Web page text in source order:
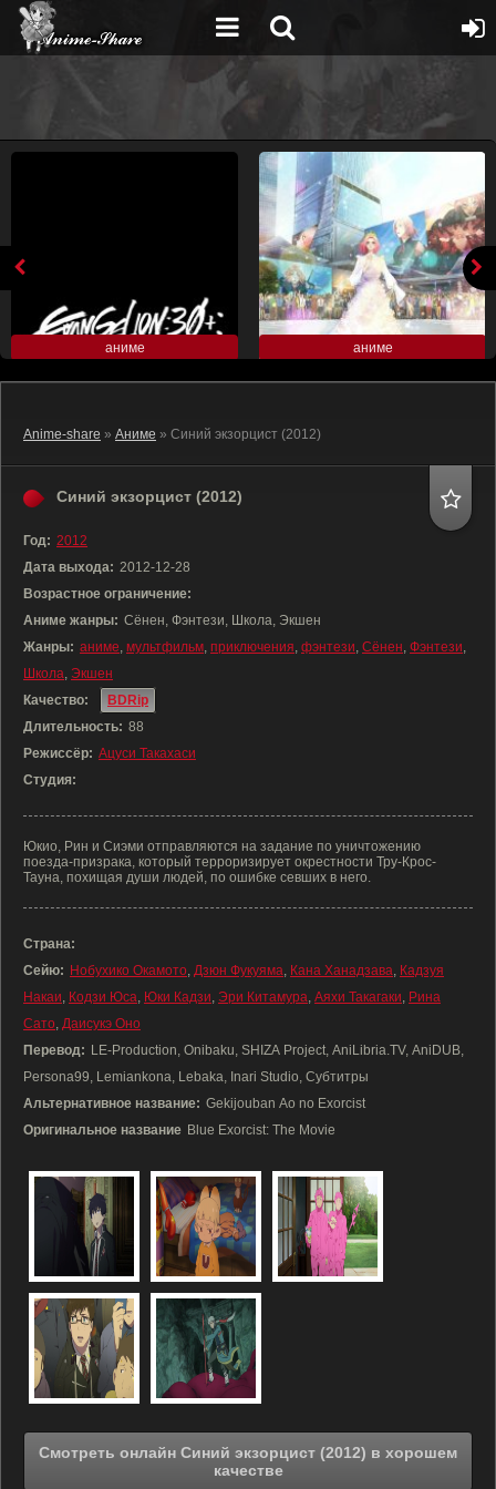
аниме аниме
Anime-share » Аниме » Синий экзорцист (2012)
Синий экзорцист (2012)
Год: 2012
Дата выхода: 2012-12-28
Возрастное ограничение:
Аниме жанры: Сёнен, Фэнтези, Школа, Экшен
Жанры: аниме, мультфильм, приключения, фэнтези, Сёнен, Фэнтези,
Школа, Экшен
Качество:
BDRip
Длительность: 88
Режиссёр: Ацуси Такахаси
Студия:
Юкио, Рин и Сиэми отправляются на задание по уничтожению
поезда-призрака, который терроризирует окрестности Тру-Крос-
Тауна, похищая души людей, по ошибке севших в него.
Страна:
Сейю: Нобухико Окамото, Дзюн Фукуяма, Кана Ханадзава, Кадзуя
Накаи, Кодзи Юса, Юки Кадзи, Эри Китамура, Аяхи Такагаки, Рина
Сато, Даисукэ Оно
Перевод: LE-Production, Onibaku, SHIZA Project, AniLibria.TV, AniDUB,
Persona99, Lemiankona, Lebaka, Inari Studio, Субтитры
Альтернативное название: Gekijouban Ao no Exorcist
Оригинальное название Blue Exorcist: The Movie
Смотреть онлайн Синий экзорцист (2012) в хорошем
качестве